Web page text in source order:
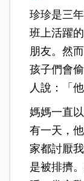
珍珍是三
班上活躍
朋友。然
孩子們會
人說：「
媽媽一直
有一天，
家都討厭
是被排擠